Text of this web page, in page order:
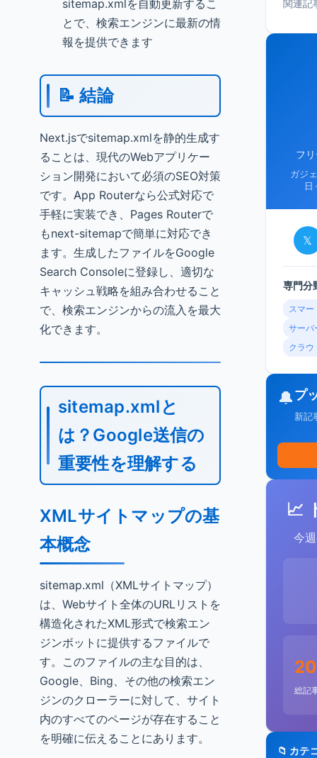
sitemap.xmlを自動更新するこ
とで、検索エンジンに最新の情
報を提供できます
📝 結論
Next.jsでsitemap.xmlを静的生成す
ることは、現代のWebアプリケー
ション開発において必須のSEO対策
です。App Routerなら公式対応で
手軽に実装でき、Pages Routerで
もnext-sitemapで簡単に対応でき
ます。生成したファイルをGoogle
Search Consoleに登録し、適切な
キャッシュ戦略を組み合わせること
で、検索エンジンからの流入を最大
化できます。
sitemap.xmlと
は？Google送信の
重要性を理解する
XMLサイトマップの基
本概念
sitemap.xml（XMLサイトマップ）
は、Webサイト全体のURLリストを
構造化されたXML形式で検索エン
ジンボットに提供するファイルで
す。このファイルの主な目的は、
Google、Bing、その他の検索エン
ジンのクローラーに対して、サイト
内のすべてのページが存在すること
を明確に伝えることにあります。
関連記
フ
ガジ
日
𝕏
専門分
スマー
サーバ
クラウ
🔔プ
新記
📈
今
総記
📁 カテ